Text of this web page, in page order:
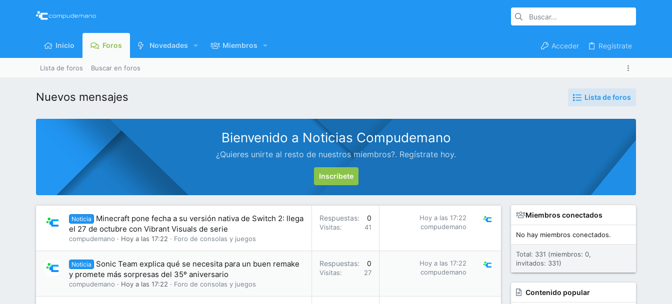
Inicio Foros Novedades Miembros Acceder Regístrate
Lista de foros Buscar en foros
Nuevos mensajes Lista de foros
Bienvenido a Noticias Compudemano
¿Quieres unirte al resto de nuestros miembros?. Regístrate hoy.
Inscríbete
Noticia
Minecraft pone fecha a su versión nativa de Switch 2: llega
el 27 de octubre con Vibrant Visuals de serie
compudemano Hoy a las 17:22 Foro de consolas y juegos
Respuestas 0
Visitas 41
Hoy a las 17:22
compudemano
Noticia
Sonic Team explica qué se necesita para un buen remake
y promete más sorpresas del 35º aniversario
compudemano Hoy a las 17:22 Foro de consolas y juegos
Respuestas 0
Visitas 27
Hoy a las 17:22
compudemano
Miembros conectados
No hay miembros conectados.
Total: 331 (miembros: 0,
invitados: 331)
Contenido popular